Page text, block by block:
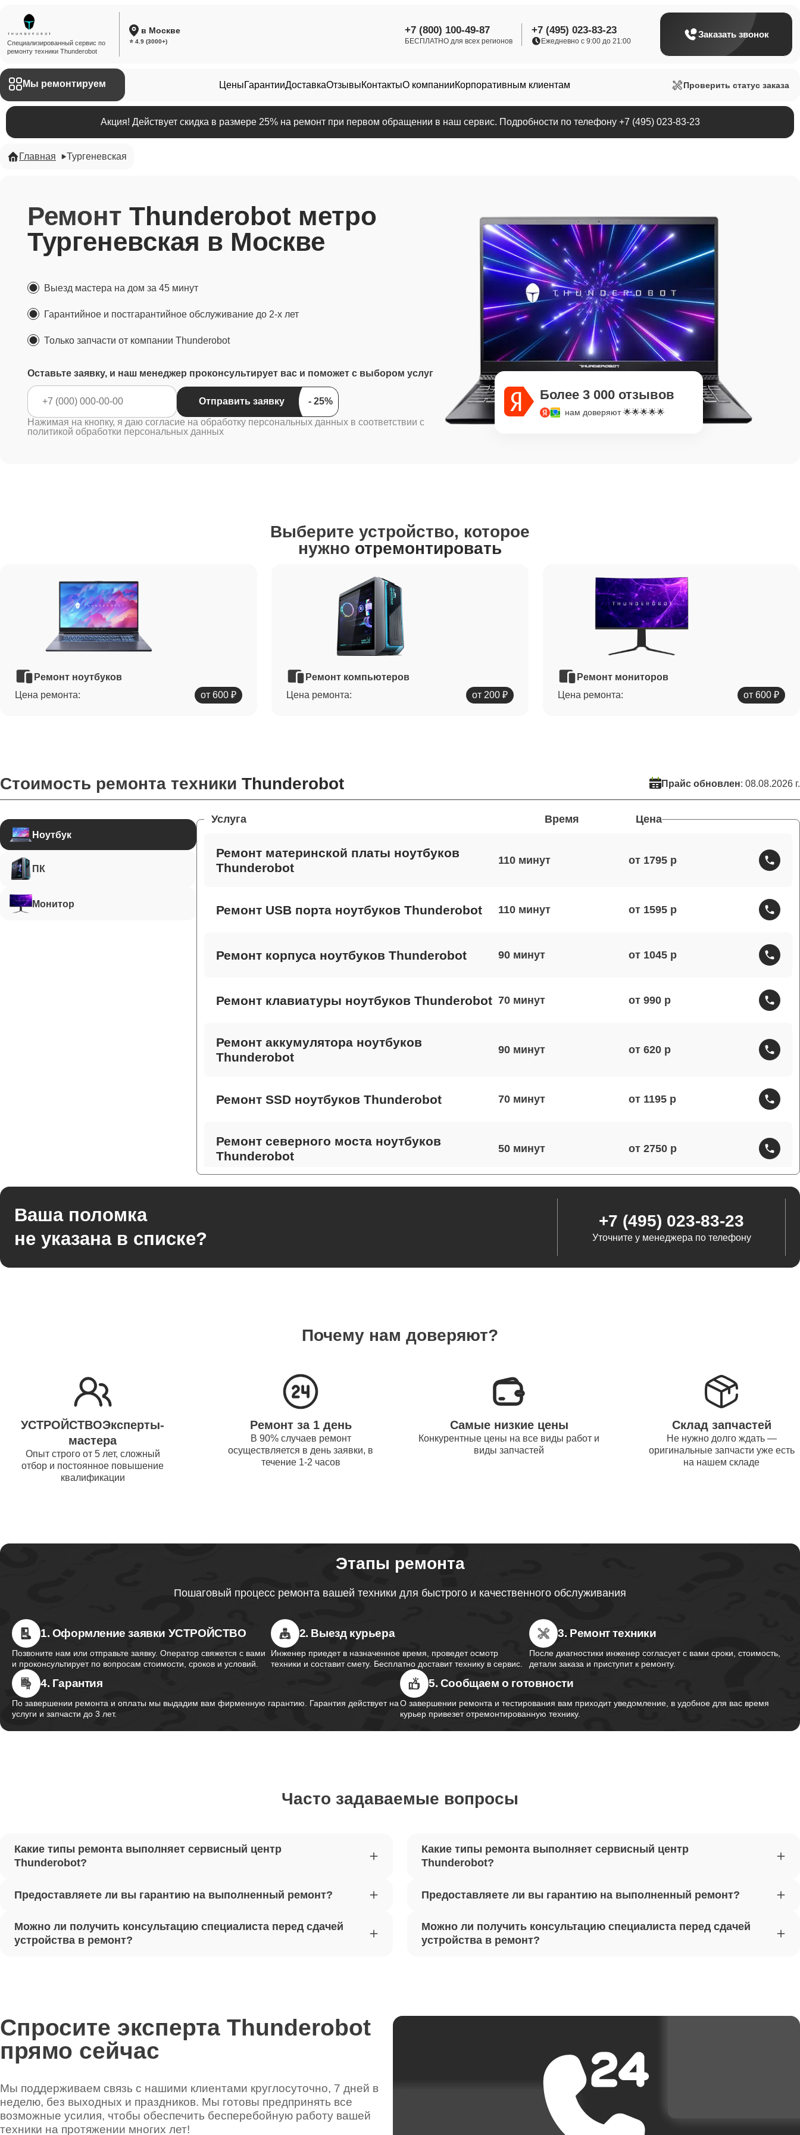
Специализированный сервис по
ремонту техники Thunderobot
в Москве
⭐ 4.9 (3000+)
+7 (800) 100-49-87
БЕСПЛАТНО для всех регионов
+7 (495) 023-83-23
Ежедневно с 9:00 до 21:00
Заказать звонок
Мы ремонтируем ЦеныГарантииДоставкаОтзывыКонтактыО компанииКорпоративным клиентам Проверить статус заказа
Акция! Действует скидка в размере 25% на ремонт при первом обращении в наш сервис. Подробности по телефону +7 (495) 023-83-23
Главная Тургеневская
Ремонт Thunderobot метро
Тургеневская в Москве
Выезд мастера на дом за 45 минут
Гарантийное и постгарантийное обслуживание до 2-х лет
Только запчасти от компании Thunderobot
Оставьте заявку, и наш менеджер проконсультирует вас и поможет с выбором услуг
Отправить заявку
Нажимая на кнопку, я даю согласие на обработку персональных данных в соответствии с
политикой обработки персональных данных
Более 3 000 отзывов
нам доверяют 🌟🌟🌟🌟🌟
Выберите устройство, которое
нужно отремонтировать
Ремонт ноутбуков
Цена ремонта:
от 600 ₽
Ремонт компьютеров
Цена ремонта:
от 200 ₽
Ремонт мониторов
Цена ремонта:
от 600 ₽
Стоимость ремонта техники Thunderobot Прайс обновлен: 08.08.2026 г.
Ноутбук
ПК
Монитор
Услуга Время Цена
Ремонт материнской платы ноутбуков
Thunderobot
110 от 1795
Ремонт USB порта ноутбуков Thunderobot 110 от 1595
Ремонт корпуса ноутбуков Thunderobot 90 от 1045
Ремонт клавиатуры ноутбуков Thunderobot 70 от 990
Ремонт аккумулятора ноутбуков
Thunderobot
90 от 620
Ремонт SSD ноутбуков Thunderobot 70 от 1195
Ремонт северного моста ноутбуков
Thunderobot
50 от 2750
Ремонт системы охлаждения ноутбуков
Ремонт процессора ноутбуков Thunderobot 40
Ремонт оперативной памяти ноутбуков
Thunderobot
90
100 от 1595
Ремонт тачпада ноутбуков Thunderobot 100
Ремонт южного моста ноутбуков
Thunderobot
Ремонт контроллера питания ноутбуков
Thunderobot
Настройка Wi-Fi ноутбуков Thunderobot 90
Ремонт петель крышки ноутбуков
Thunderobot
70 от 1045
Ремонт вебкамеры ноутбуков Thunderobot 70 от 1620
Установка драйверов ноутбуков
120
от 3700
Ремонт видеокарты ноутбуков Thunderobot
Ваша поломка
не указана в списке?
+7 (495) 023-83-23
Уточните у менеджера по телефону
Почему нам доверяют?
УСТРОЙСТВОЭксперты-
мастера
Опыт строго от 5 лет, сложный
отбор и постоянное повышение
квалификации
Ремонт за 1 день
В 90% случаев ремонт
осуществляется в день заявки, в
течение 1-2 часов
Самые низкие цены
Конкурентные цены на все виды работ и
виды запчастей
Склад запчастей
Не нужно долго ждать —
оригинальные запчасти уже есть
на нашем складе
Этапы ремонта
Пошаговый процесс ремонта вашей техники для быстрого и качественного обслуживания
1. Оформление заявки УСТРОЙСТВО
Позвоните нам или отправьте заявку. Оператор свяжется с вами
и проконсультирует по вопросам стоимости, сроков и условий.
2. Выезд курьера
Инженер приедет в назначенное время, проведет осмотр
техники и составит смету. Бесплатно доставит технику в сервис.
3. Ремонт техники
После диагностики инженер согласует с вами сроки, стоимость,
детали заказа и приступит к ремонту.
4. Гарантия
По завершении ремонта и оплаты мы выдадим вам фирменную гарантию. Гарантия действует на
услуги и запчасти до 3 лет.
5. Сообщаем о готовности
О завершении ремонта и тестирования вам приходит уведомление, в удобное для вас время
курьер привезет отремонтированную технику.
Часто задаваемые вопросы
Какие типы ремонта выполняет сервисный центр
Thunderobot?
Предоставляете ли вы гарантию на выполненный ремонт?
Можно ли получить консультацию специалиста перед сдачей
устройства в ремонт?
Какие типы ремонта выполняет сервисный центр
Thunderobot?
Предоставляете ли вы гарантию на выполненный ремонт?
Можно ли получить консультацию специалиста перед сдачей
устройства в ремонт?
Спросите эксперта Thunderobot
прямо сейчас
Мы поддерживаем связь с нашими клиентами круглосуточно, 7 дней в
неделю, без выходных и праздников. Мы готовы предпринять все
возможные усилия, чтобы обеспечить бесперебойную работу вашей
техники на протяжении многих лет!